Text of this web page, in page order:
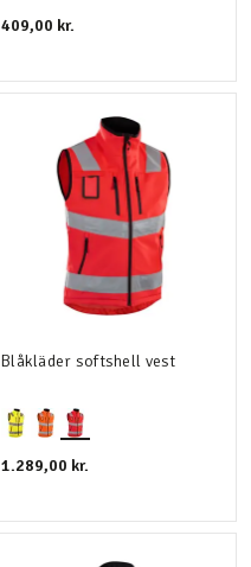
409,00 kr.
Blåkläder softshell vest
1.289,00 kr.